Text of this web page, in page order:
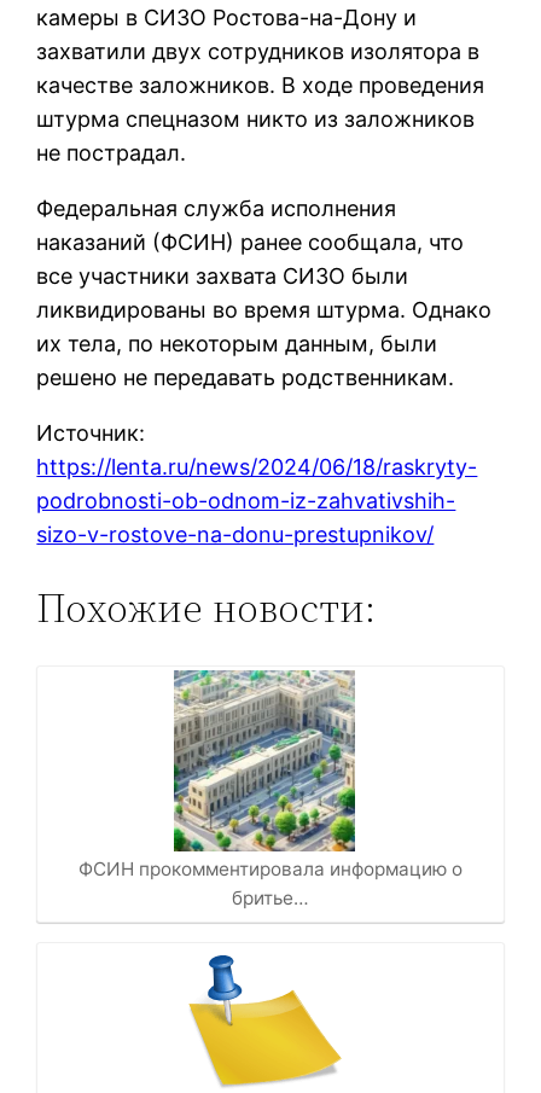
камеры в СИЗО Ростова-на-Дону и
захватили двух сотрудников изолятора в
качестве заложников. В ходе проведения
штурма спецназом никто из заложников
не пострадал.
Федеральная служба исполнения
наказаний (ФСИН) ранее сообщала, что
все участники захвата СИЗО были
ликвидированы во время штурма. Однако
их тела, по некоторым данным, были
решено не передавать родственникам.
Источник:
https://lenta.ru/news/2024/06/18/raskryty-
podrobnosti-ob-odnom-iz-zahvativshih-
sizo-v-rostove-na-donu-prestupnikov/
Похожие новости:
ФСИН прокомментировала информацию о
бритье…